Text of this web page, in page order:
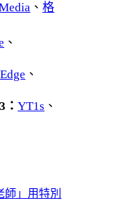
、 格
、
Edge 、
YT1s 、
師」用特別